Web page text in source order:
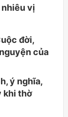
nhiêu vị
đời,
của
ý nghĩa,
khi thờ